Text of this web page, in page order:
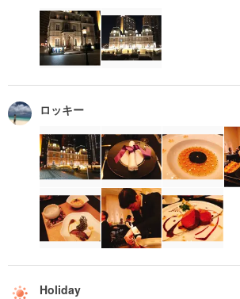
ロッキー
Holiday